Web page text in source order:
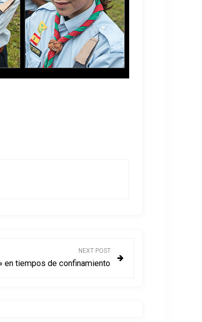
NEXT POST
en tiempos de confinamiento